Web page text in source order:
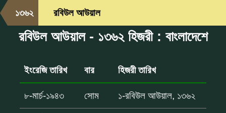
১৩৬২ রবিউল আউয়াল
রবিউল আউয়াল - ১৩৬২ হিজরী : বাংলাদেশে
ইংরেজি তারিখ বার হিজরী তারিখ
৮-মার্চ-১৯৪৩ সোম ১-রবিউল আউয়াল, ১৩৬২